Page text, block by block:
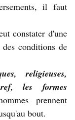
il faut
constater d'une
conditions de
religieuses,
les formes
prennent
bout.